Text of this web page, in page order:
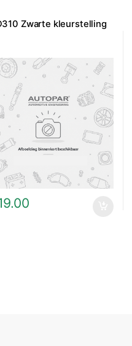
Zwarte kleurstelling